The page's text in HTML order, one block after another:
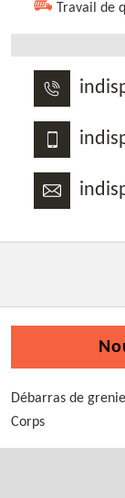
Travail de
Débarras de
Corps